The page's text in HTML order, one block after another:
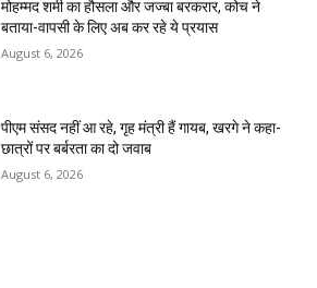
मोहम्मद शमी का हौसला और जज्बा बरकरार, कोच ने
बताया-वापसी के लिए अब कर रहे ये प्रयास
August 6, 2026
पीएम संसद नहीं आ रहे, गृह मंत्री हैं गायब, खरगे ने कहा-
छात्रों पर बर्बरता का दो जवाब
August 6, 2026